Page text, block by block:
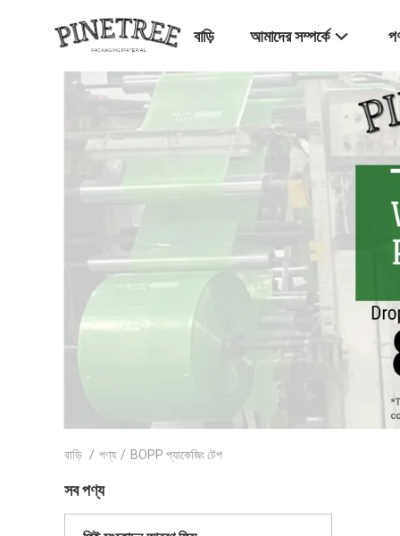
বাড়ি আমাদের সম্পর্কে
বাড়ি / পণ্য / BOPP প্যাকেজিং টেপ
সব পণ্য